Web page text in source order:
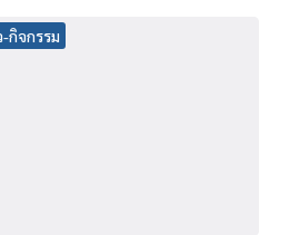
กิจกรรม